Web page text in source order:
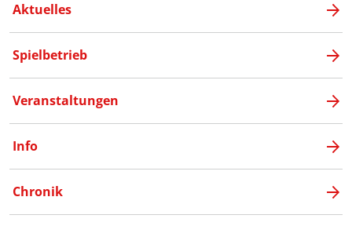
Aktuelles
Spielbetrieb
Veranstaltungen
Info
Chronik